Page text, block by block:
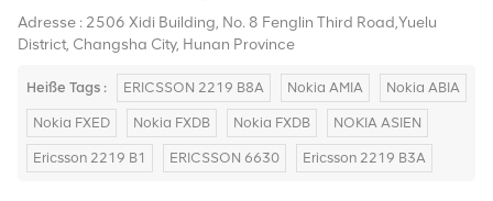
Adresse : 2506 Xidi Building, No. 8 Fenglin Third Road,Yuelu
District, Changsha City, Hunan Province
Heiße Tags : ERICSSON 2219 B8A Nokia AMIA Nokia ABIA
Nokia FXED Nokia FXDB Nokia FXDB NOKIA ASIEN
Ericsson 2219 B1 ERICSSON 6630 Ericsson 2219 B3A